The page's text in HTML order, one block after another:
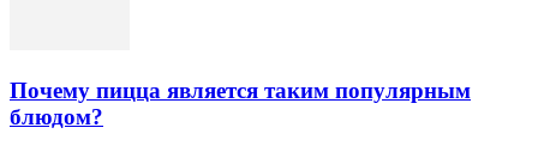
Почему пицца является таким популярным
блюдом?